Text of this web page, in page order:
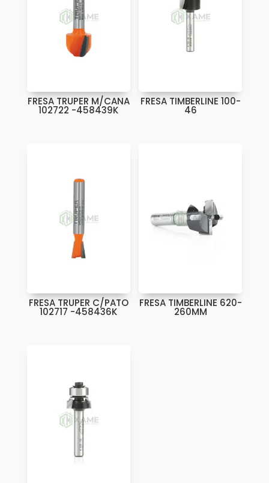
FRESA TRUPER M/CANA
102722 -458439K
FRESA TIMBERLINE 100-
46
FRESA TRUPER C/PATO
102717 -458436K
FRESA TIMBERLINE 620-
260MM